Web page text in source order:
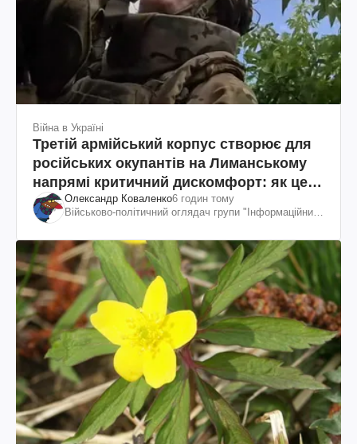
Війна в Україні
Третій армійський корпус створює для
російських окупантів на Лиманському
напрямі критичний дискомфорт: як це
вдалосяОлександр Коваленко6 годин тому
Військово-політичний оглядач групи "Інформаційний